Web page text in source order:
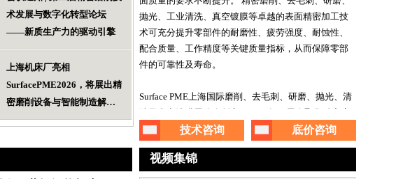
抛光、工业清洗、真空镀膜等卓越的表面精密加工技
术可充分提升零部件的耐磨性、疲劳强度、耐蚀性、
配合质量、工作精度等关键质量指标，从而保障零部
件的可靠性及寿命。
Surface PME上海国际磨削、去毛刺、研磨、抛光、清
洗及真空镀膜展览会创立于2019年，展会聚焦精密磨
削/超精研磨技术、去毛刺/研磨/抛光技术、工业清洗
及清洁度控制技术、真空镀膜技术，致力于为终端用
户提供零部件表面精密加工整体解决方案。
技术咨询 底价咨询
技术聚焦|2026上海国际磨削、去毛刺、研磨、抛光、清洗及真空镀膜展览会将于8月在上海举办！
Surface PME上海国际磨削、去毛刺、研磨、抛光、清洗及真空镀膜展览会创立于2019年，展会聚焦精密磨削/超精研技术、去毛刺/研/抛光技术、工业清洗及清洁度控制技术、真空镀膜技术，致力于为终端用户提供零部件表面精密加工整体解决方案。
术发展与数字化转型论坛
——新质生产力的驱动引擎
上海机床厂亮相
SurfacePME2026，将展出精
密磨削设备与智能制造解决
方案，服务高端制造业
视频集锦